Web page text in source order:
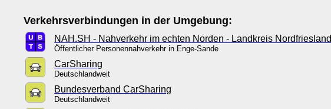
Verkehrsverbindungen in der Umgebung:
NAH.SH - Nahverkehr im echten Norden - Landkreis Nordfriesland
Öffentlicher Personennahverkehr in Enge-Sande
CarSharing
Deutschlandweit
Bundesverband CarSharing
Deutschlandweit